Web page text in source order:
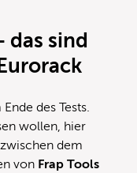
sind
des Tests.
wollen, hier
dem
von Frap Tools